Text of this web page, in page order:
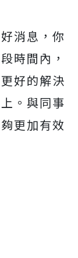
消息，你
時間內，
好的解決
。與同事
更加有效